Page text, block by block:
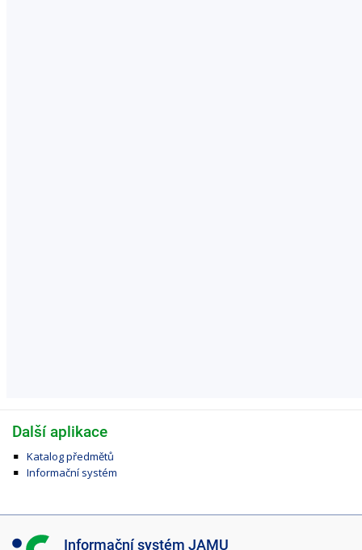
Další aplikace
Katalog předmětů
Informační systém
I Informační systém JAMU